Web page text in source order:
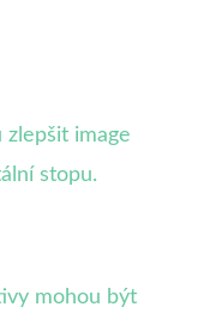
zlepšit image
stopu.
mohou být